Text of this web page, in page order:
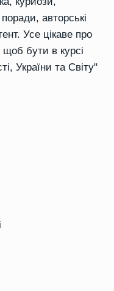
поради, авторські
Усе цікаве про
бути в курсі
України та Світу"